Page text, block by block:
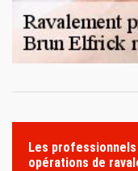
Les
opérations de